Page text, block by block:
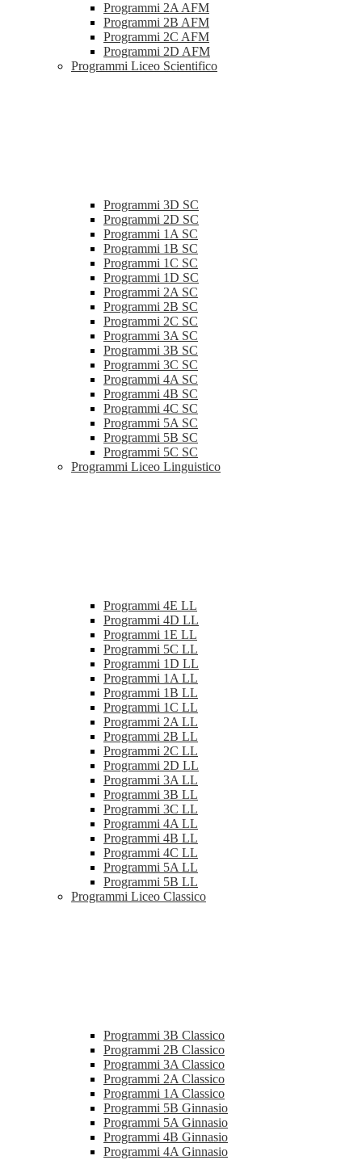
Programmi 2A AFM
Programmi 2B AFM
Programmi 2C AFM
Programmi 2D AFM
Programmi Liceo Scientifico
Programmi 3D SC
Programmi 2D SC
Programmi 1A SC
Programmi 1B SC
Programmi 1C SC
Programmi 1D SC
Programmi 2A SC
Programmi 2B SC
Programmi 2C SC
Programmi 3A SC
Programmi 3B SC
Programmi 3C SC
Programmi 4A SC
Programmi 4B SC
Programmi 4C SC
Programmi 5A SC
Programmi 5B SC
Programmi 5C SC
Programmi Liceo Linguistico
Programmi 4E LL
Programmi 4D LL
Programmi 1E LL
Programmi 5C LL
Programmi 1D LL
Programmi 1A LL
Programmi 1B LL
Programmi 1C LL
Programmi 2A LL
Programmi 2B LL
Programmi 2C LL
Programmi 2D LL
Programmi 3A LL
Programmi 3B LL
Programmi 3C LL
Programmi 4A LL
Programmi 4B LL
Programmi 4C LL
Programmi 5A LL
Programmi 5B LL
Programmi Liceo Classico
Programmi 3B Classico
Programmi 2B Classico
Programmi 3A Classico
Programmi 2A Classico
Programmi 1A Classico
Programmi 5B Ginnasio
Programmi 5A Ginnasio
Programmi 4B Ginnasio
Programmi 4A Ginnasio